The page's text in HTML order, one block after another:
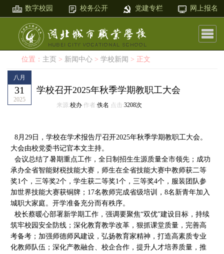
数字校园 校务公开 党建专栏 网上报名
位置： 主页 > 新闻中心 >学校新闻 > 正文
八月
31
2025
学校召开2025年秋季学期教职工大会
来源:校办作者:佚名 点击:3208次
8月29日，学校在学术报告厅召开2025年秋季学期教职工大会。
大会由校党委书记官本文主持。
会议总结了暑期重点工作，全日制招生生源质量全市领先；成功
承办全省智能财税技能大赛，师生在全省技能大赛中教师获二等
奖1个，三等奖2个，学生获二等奖1个，三等奖4个，服装团队参
加世界技能大赛获铜牌；17名教师完成省级培训，8名新青年加入
城职大家庭。开学准备充分而有秩序。
校长蔡暖心部署新学期工作，强调要聚焦“双优”建设目标，持续
筑牢校园安全防线；深化教育教学改革，狠抓课堂质量，完善高
考备考；加强师德师风建设，弘扬教育家精神，打造高素质专业
化教师队伍；深化产教融合、校企合作，提升人才培养质量，推